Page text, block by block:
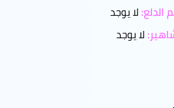
الدلع:لا يوجد
لا يوجد